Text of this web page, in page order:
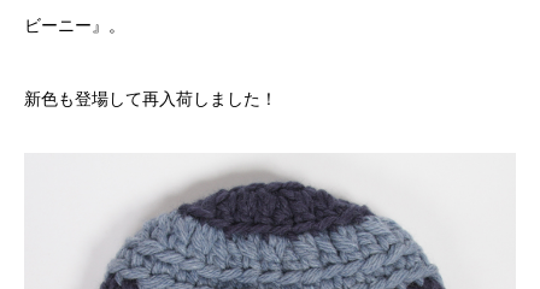
ビーニー』。
新色も登場して再入荷しました！